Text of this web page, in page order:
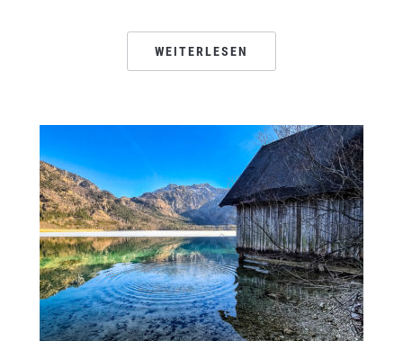
WEITERLESEN